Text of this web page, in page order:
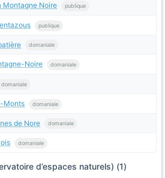
Montagne Noire publique
publique
domaniale
Noire domaniale
domaniale
Monts domaniale
de Nore domaniale
domaniale
d’espaces naturels) (1)